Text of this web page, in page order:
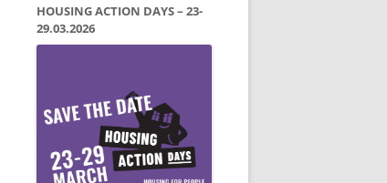
HOUSING ACTION DAYS – 23-
29.03.2026